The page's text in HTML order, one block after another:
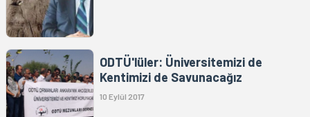
ODTÜ'lüler: Üniversitemizi de
Kentimizi de Savunacağız
10 Eylül 2017